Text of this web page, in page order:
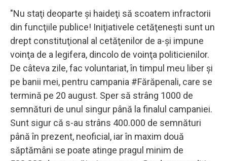
"Nu staţi deoparte şi haideţi să scoatem infractorii
din funcţiile publice! Iniţiativele cetăţeneşti sunt un
drept constituţional al cetăţenilor de a-şi impune
voinţa de a legifera, dincolo de voinţa politicienilor.
De câteva zile, fac voluntariat, în timpul meu liber şi
pe banii mei, pentru campania #Fărăpenali, care se
termină pe 20 august. Sper să strâng 1000 de
semnături de unul singur până la finalul campaniei.
Sunt sigur că s-au strâns 400.000 de semnături
până în prezent, neoficial, iar în maxim două
săptămâni se poate atinge pragul minim de